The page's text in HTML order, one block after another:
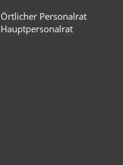
Örtlicher Personalrat
Hauptpersonalrat